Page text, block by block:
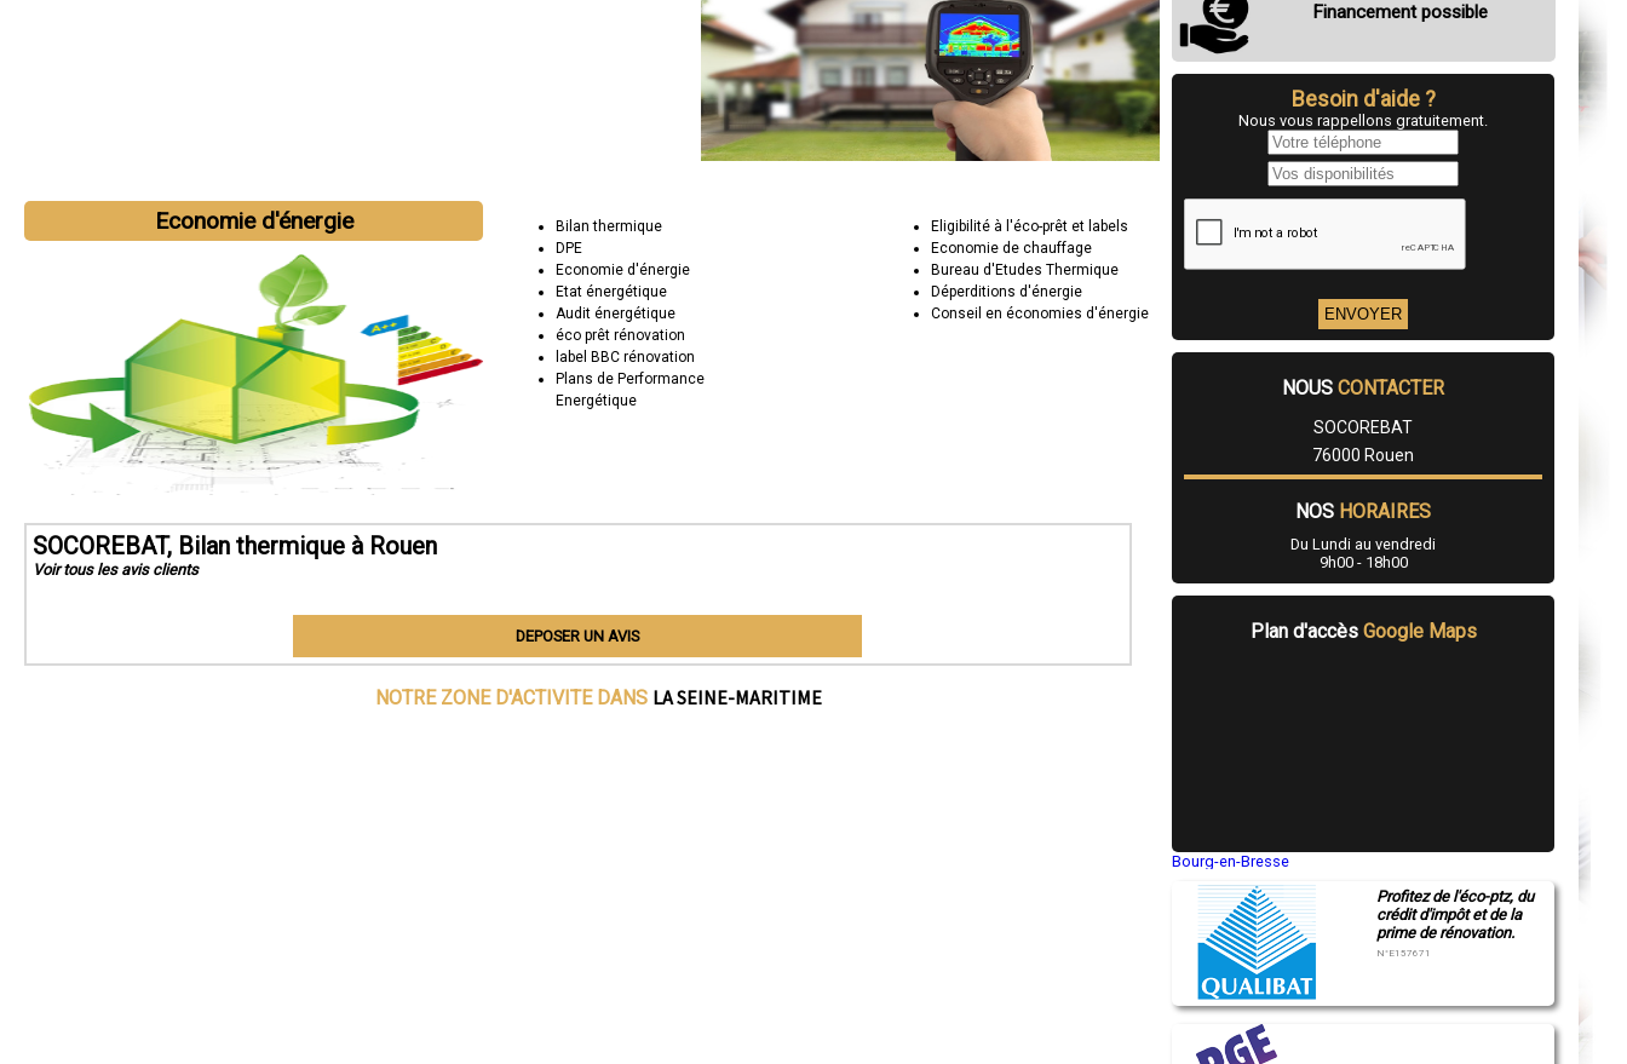
Economie d'énergie
Bilan thermique
DPE
Economie d'énergie
Etat énergétique
Audit énergétique
éco prêt rénovation
label BBC rénovation
Plans de Performance
Energétique
Eligibilité à l'éco-prêt et labels
Economie de chauffage
Bureau d'Etudes Thermique
Déperditions d'énergie
Conseil en économies d'énergie
SOCOREBAT, Bilan thermique à Rouen
Voir tous les avis clients
DEPOSER UN AVIS
NOTRE ZONE D'ACTIVITE DANS LA SEINE-MARITIME
Financement possible
Besoin d'aide ?
Nous vous rappellons gratuitement.
NOUS CONTACTER
SOCOREBAT
76000 Rouen
NOS HORAIRES
Du Lundi au vendredi
9h00 - 18h00
Plan d'accès Google Maps
Bourg-en-Bresse
Montluçon
Manosque
Gap
Charleville-Mézières
Pamiers
Narbonne
Profitez de l'éco-ptz, du
crédit d'impôt et de la
prime de rénovation.
N°E157671